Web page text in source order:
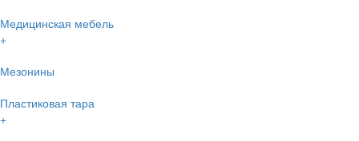
Медицинская мебель
+
Мезонины
Пластиковая тара
+